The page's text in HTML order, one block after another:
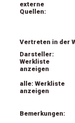
externe
Quellen:
Vertreten in der
Darsteller:
Werkliste
anzeigen
alle: Werkliste
anzeigen
Bemerkungen: